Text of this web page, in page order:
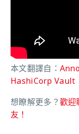
本文翻譯自：
HashiCorp Vault
想瞭解更多？歡迎
友！